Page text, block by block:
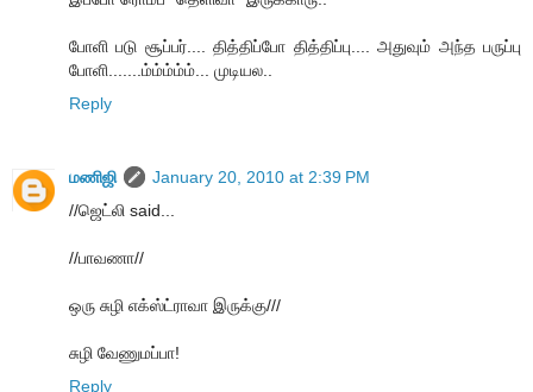
போளி படு சூப்பர்.... தித்திப்போ தித்திப்பு.... அதுவும் அந்த பருப்பு
போளி.......ம்ம்ம்ம்ம்... முடியல..
Reply
மணிஜி
January 20, 2010 at 2:39 PM
//ஜெட்லி said...
//பாவணா//
ஒரு சுழி எக்ஸ்ட்ராவா இருக்கு///
சுழி வேணுமப்பா!
Reply